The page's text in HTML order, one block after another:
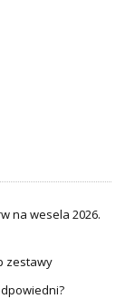
na wesela 2026.
zestawy